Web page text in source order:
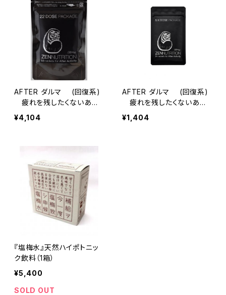
AFTER ダルマ (回復系)
疲れを残したくないあな
たに・・・88粒
¥4,104
AFTER ダルマ (回復系)
疲れを残したくないあな
たに・・・24粒
¥1,404
『塩梅水』天然ハイポトニッ
ク飲料（1箱）
¥5,400
SOLD OUT